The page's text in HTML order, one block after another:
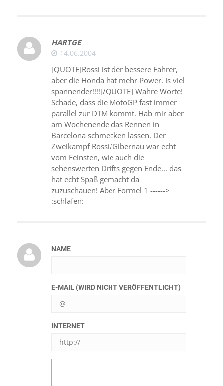
HARTGE
14.06.2004
[QUOTE]Rossi ist der bessere Fahrer,
aber die Honda hat mehr Power. Is viel
spannender!!!![/QUOTE] Wahre Worte!
Schade, dass die MotoGP fast immer
parallel zur DTM kommt. Hab mir aber
am Wochenende das Rennen in
Barcelona schmecken lassen. Der
Zweikampf Rossi/Gibernau war echt
vom Feinsten, wie auch die
sehenswerten Drifts gegen Ende... das
hat echt Spaß gemacht da
zuzuschauen! Aber Formel 1 ------>
:schlafen:
NAME
E-MAIL (WIRD NICHT VERÖFFENTLICHT)
INTERNET